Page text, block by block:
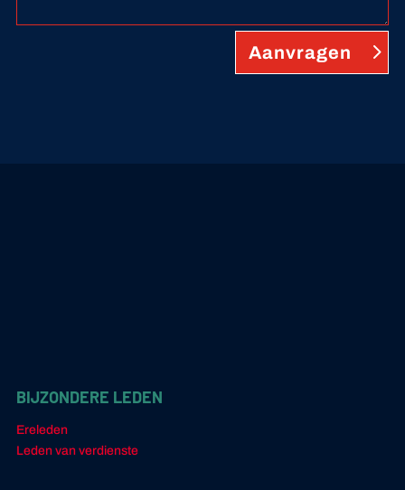
Aanvragen
BIJZONDERE LEDEN
Ereleden
Leden van verdienste